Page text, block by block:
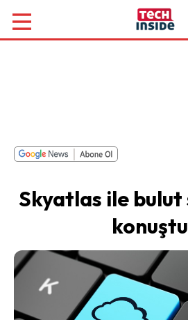
Skyatlas ile